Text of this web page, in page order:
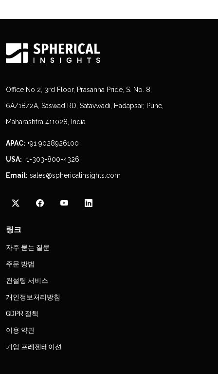
Office No 2, 3rd Floor, Prasanna Pride, S. No. 8,
6A/1B/2A, Saswad RD, Satavwadi, Hadapsar, Pune,
Maharashtra 411028, India
APAC: +91 9028926100
USA: +1-303-800-4326
Email: sales@sphericalinsights.com
링크
자주 묻는 질문
주문 방법
컨설팅 서비스
개인정보처리방침
GDPR 정책
이용 약관
기업 프레젠테이션